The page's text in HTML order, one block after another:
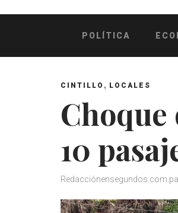
POLÍTICA
CINTILLO , LOCALES
10
Redacciónensegundos.com.pa